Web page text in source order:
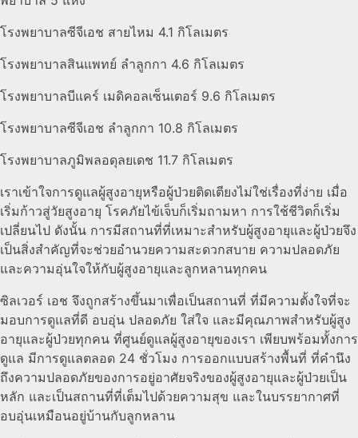
โรงพยาบาลซีจีเอช สายไหม 4.1 กิโลเมตร
โรงพยาบาลสินแพทย์ ลำลูกกา 4.6 กิโลเมตร
โรงพยาบาลบีแคร์ เมดิคอลเซ็นเตอร์ 9.6 กิโลเมตร
โรงพยาบาลซีจีเอช ลำลูกกา 10.8 กิโลเมตร
โรงพยาบาลภูมิพลอดุลยเดช 11.7 กิโลเมตร
เราเข้าใจการดูแลผู้สูงอายุหรือผู้ป่วยติดเตียงไม่ใช่เรื่องที่ง่าย เมื่อ
เริ่มก้าวสู่วัยสูงอายุ โรคภัยไข้เจ็บก็เริ่มถามหา การใช้ชีวิตก็เริ่ม
เปลี่ยนไป ดังนั้น การมีสถานที่ที่เหมาะสำหรับผู้สูงอายุและผู้ป่วยจึง
เป็นสิ่งสำคัญที่จะช่วยอำนวยความสะดวกสบาย ความปลอดภัย
และความอุ่นใจให้กับผู้สูงอายุและลูกหลานทุกคน
ซิลเวอร์ เอช จึงถูกสร้างขึ้นมาเพื่อเป็นสถานที่ ที่มีความตั้งใจที่จะ
มอบการดูแลที่ดี อบอุ่น ปลอดภัย ใส่ใจ และมีคุณภาพสำหรับผู้สูง
อายุและผู้ป่วยทุกคน ที่ศูนย์ดูแลผู้สูงอายุของเรา เพียบพร้อมทั้งการ
ดูแล มีการดูแลตลอด 24 ชั่วโมง การออกแบบสร้างพื้นที่ ที่คำนึง
ถึงความปลอดภัยของการอยู่อาศัยจริงของผู้สูงอายุและผู้ป่วยเป็น
หลัก และเป็นสถานที่ที่เต็มไปด้วยความสุข และในบรรยากาศที่
อบอุ่นเหมือนอยู่บ้านกับลูกหลาน